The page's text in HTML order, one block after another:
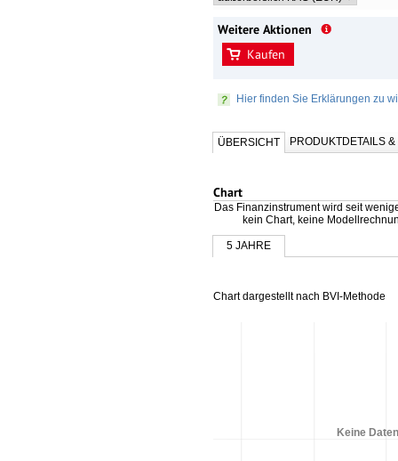
Weitere Aktionen
Kaufen
Hier finden Sie Erklärungen zu
ÜBERSICHT PRODUKTDETAILS
Chart
Das Finanzinstrument wird seit
kein Chart, keine
5 JAHRE
Chart dargestellt nach BVI-Methode
Keine